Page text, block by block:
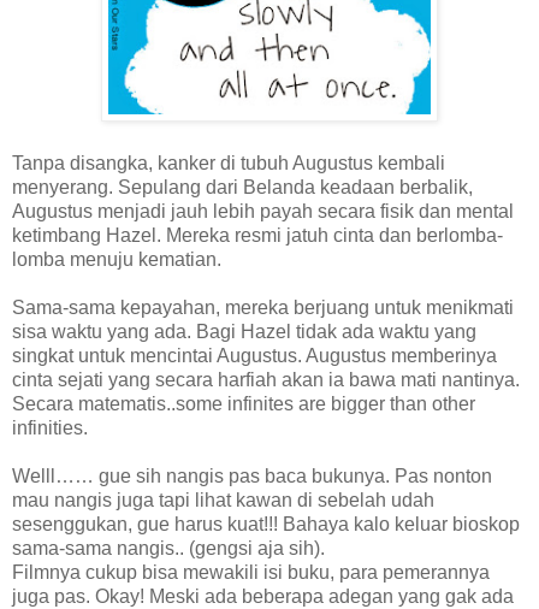
Tanpa disangka, kanker di tubuh Augustus kembali
menyerang. Sepulang dari Belanda keadaan berbalik,
Augustus menjadi jauh lebih payah secara fisik dan mental
ketimbang Hazel. Mereka resmi jatuh cinta dan berlomba-
lomba menuju kematian.
Sama-sama kepayahan, mereka berjuang untuk menikmati
sisa waktu yang ada. Bagi Hazel tidak ada waktu yang
singkat untuk mencintai Augustus. Augustus memberinya
cinta sejati yang secara harfiah akan ia bawa mati nantinya.
Secara matematis..some infinites are bigger than other
infinities.
Welll…… gue sih nangis pas baca bukunya. Pas nonton
mau nangis juga tapi lihat kawan di sebelah udah
sesenggukan, gue harus kuat!!! Bahaya kalo keluar bioskop
sama-sama nangis.. (gengsi aja sih).
Filmnya cukup bisa mewakili isi buku, para pemerannya
juga pas. Okay! Meski ada beberapa adegan yang gak ada